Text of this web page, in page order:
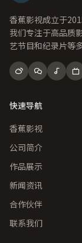
香蕉影视成立于
我们专注于高品质
艺节目和纪录片等
快速导航
香蕉影视
公司简介
作品展示
新闻资讯
合作伙伴
联系我们